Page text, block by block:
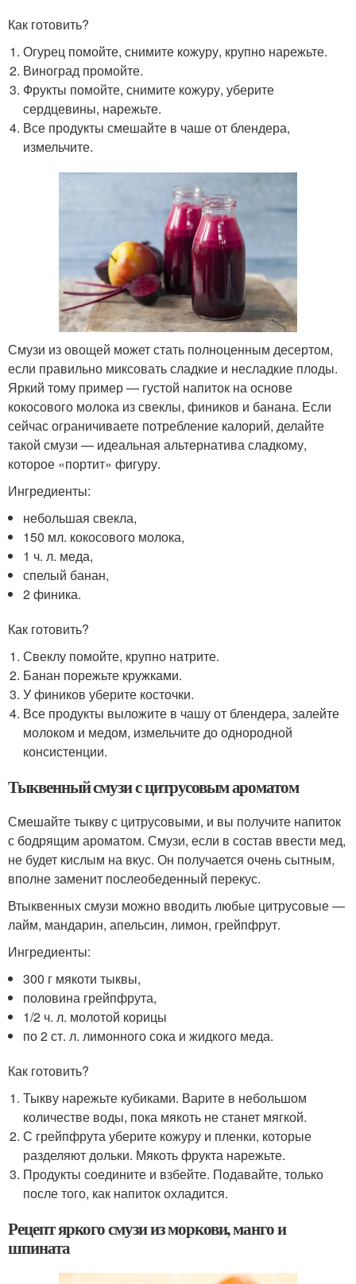
Как готовить?
Огурец помойте, снимите кожуру, крупно нарежьте.
Виноград промойте.
Фрукты помойте, снимите кожуру, уберите
сердцевины, нарежьте.
Все продукты смешайте в чаше от блендера,
измельчите.
Смузи из овощей может стать полноценным десертом,
если правильно миксовать сладкие и несладкие плоды.
Яркий тому пример — густой напиток на основе
кокосового молока из свеклы, фиников и банана. Если
сейчас ограничиваете потребление калорий, делайте
такой смузи — идеальная альтернатива сладкому,
которое «портит» фигуру.
Ингредиенты:
небольшая свекла,
150 мл. кокосового молока,
1 ч. л. меда,
спелый банан,
2 финика.
Как готовить?
Свеклу помойте, крупно натрите.
Банан порежьте кружками.
У фиников уберите косточки.
Все продукты выложите в чашу от блендера, залейте
молоком и медом, измельчите до однородной
консистенции.
Тыквенный смузи с цитрусовым ароматом
Смешайте тыкву с цитрусовыми, и вы получите напиток
с бодрящим ароматом. Смузи, если в состав ввести мед,
не будет кислым на вкус. Он получается очень сытным,
вполне заменит послеобеденный перекус.
Втыквенных смузи можно вводить любые цитрусовые —
лайм, мандарин, апельсин, лимон, грейпфрут.
Ингредиенты:
300 г мякоти тыквы,
половина грейпфрута,
1/2 ч. л. молотой корицы
по 2 ст. л. лимонного сока и жидкого меда.
Как готовить?
Тыкву нарежьте кубиками. Варите в небольшом
количестве воды, пока мякоть не станет мягкой.
С грейпфрута уберите кожуру и пленки, которые
разделяют дольки. Мякоть фрукта нарежьте.
Продукты соедините и взбейте. Подавайте, только
после того, как напиток охладится.
Рецепт яркого смузи из моркови, манго и
шпината